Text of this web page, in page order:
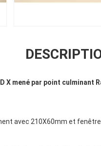
X mené par point culminant
avec 210X60mm et